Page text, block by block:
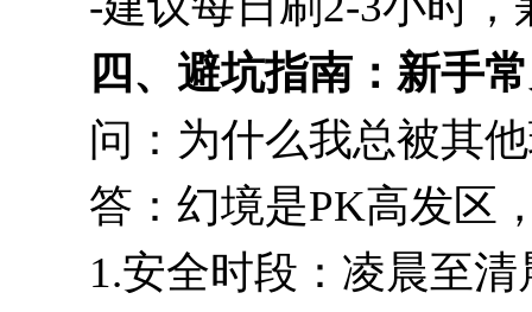
四、避坑指南：新手
问：为什么我总被其
答：幻境是PK高发区
1.安全时段：凌晨至